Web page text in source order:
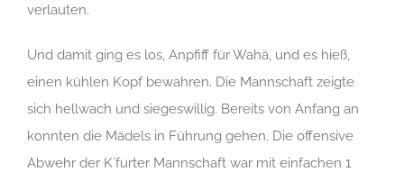
verlauten.
Und damit ging es los, Anpfiff für Wahä, und es hieß,
einen kühlen Kopf bewahren. Die Mannschaft zeigte
sich hellwach und siegeswillig. Bereits von Anfang an
konnten die Mädels in Führung gehen. Die offensive
Abwehr der K´furter Mannschaft war mit einfachen 1